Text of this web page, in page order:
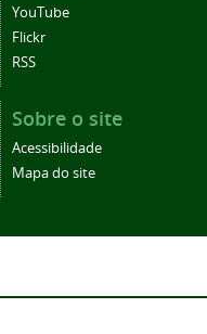
YouTube
Flickr
RSS
Sobre o site
Acessibilidade
Mapa do site